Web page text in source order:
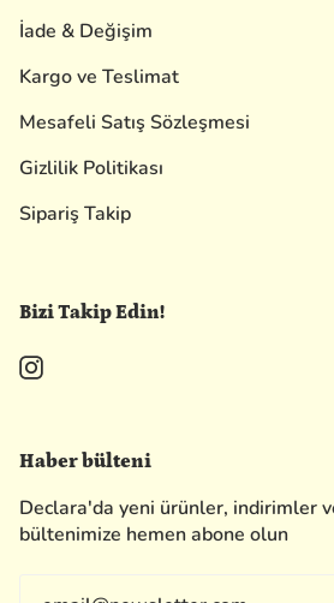
İade & Değişim
Kargo ve Teslimat
Mesafeli Satış Sözleşmesi
Gizlilik Politikası
Sipariş Takip
Bizi Takip Edin!
Instagram
Haber bülteni
Declara'da yeni ürünler, indirimler
bültenimize hemen abone olun